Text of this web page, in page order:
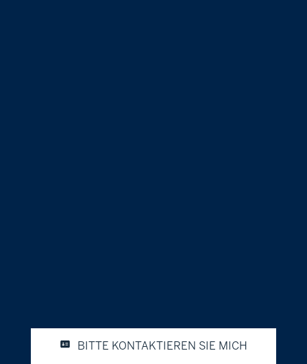
BITTE KONTAKTIEREN SIE MICH